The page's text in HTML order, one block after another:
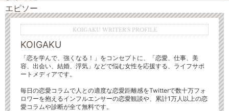
KOIGAKU WRITER'S PROFILE
KOIGAKU
「恋を学んで、強くなる！」をコンセプトに、「恋愛、仕事、美
容、出会い、結婚、浮気」などで悩む女性を応援する、ライフサポ
ートメディアです。
毎日の恋愛コラムで人との適度な恋愛距離感をTwitterで数十万フォ
ロワーを抱えるインフルエンサーの恋愛観談や、累計1万人以上の恋
愛コラムや診断が全て無料です。